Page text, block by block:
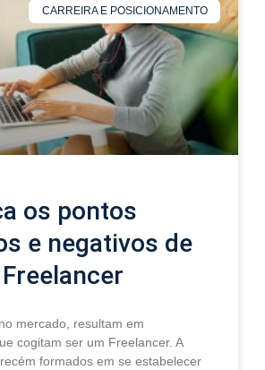
CARREIRA E POSICIONAMENTO
os pontos
e negativos de
mercado, resultam em
cogitam ser um Freelancer. A
formados em se estabelecer